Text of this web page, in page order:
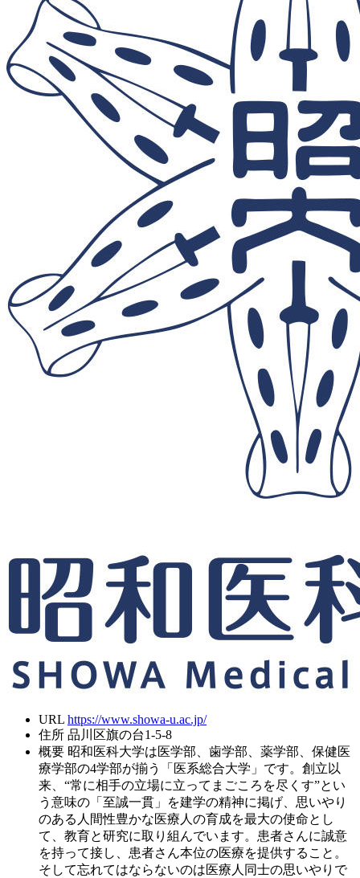
URL https://www.showa-u.ac.jp/
住所 品川区旗の台1-5-8
概要 昭和医科大学は医学部、歯学部、薬学部、保健医
療学部の4学部が揃う「医系総合大学」です。創立以
来、“常に相手の立場に立ってまごころを尽くす”とい
う意味の「至誠一貫」を建学の精神に掲げ、思いやり
のある人間性豊かな医療人の育成を最大の使命とし
て、教育と研究に取り組んでいます。患者さんに誠意
を持って接し、患者さん本位の医療を提供すること。
そして忘れてはならないのは医療人同士の思いやりで